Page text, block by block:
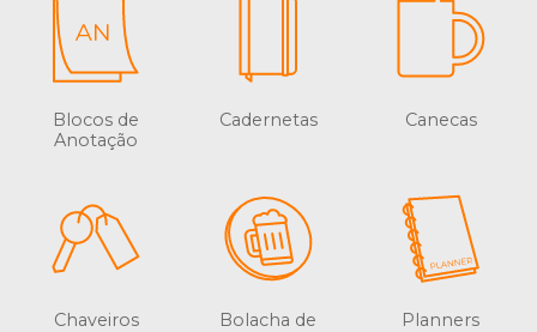
Blocos de
Anotação
Cadernetas Canecas
Chaveiros
Bolacha de
Planners